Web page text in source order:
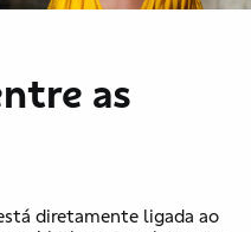
as
diretamente ligada ao